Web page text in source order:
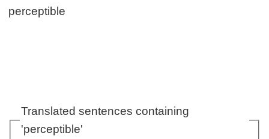
perceptible
Translated sentences containing
'perceptible'